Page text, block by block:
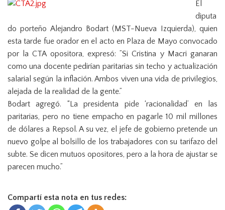
n
El
diputa
do porteño Alejandro Bodart (MST-Nueva Izquierda), quien
esta tarde fue orador en el acto en Plaza de Mayo convocado
por la CTA opositora, expresó: ”Si Cristina y Macri ganaran
como una docente pedirían paritarias sin techo y actualización
salarial según la inflación. Ambos viven una vida de privilegios,
alejada de la realidad de la gente.”
Bodart agregó. “La presidenta pide ‘racionalidad’ en las
paritarias, pero no tiene empacho en pagarle 10 mil millones
de dólares a Repsol. A su vez, el jefe de gobierno pretende un
nuevo golpe al bolsillo de los trabajadores con su tarifazo del
subte. Se dicen mutuos opositores, pero a la hora de ajustar se
parecen mucho.”
Compartí esta nota en tus redes: